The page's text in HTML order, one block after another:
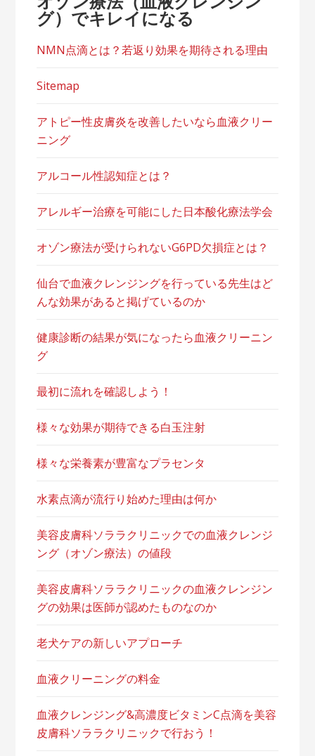
グ）でキレイになる
NMN点滴とは？若返り効果を期待される理由
Sitemap
アトピー性皮膚炎を改善したいなら血液クリー
ニング
アルコール性認知症とは？
アレルギー治療を可能にした日本酸化療法学会
オゾン療法が受けられないG6PD欠損症とは？
仙台で血液クレンジングを行っている先生はど
んな効果があると掲げているのか
健康診断の結果が気になったら血液クリーニン
グ
最初に流れを確認しよう！
様々な効果が期待できる白玉注射
様々な栄養素が豊富なプラセンタ
水素点滴が流行り始めた理由は何か
美容皮膚科ソララクリニックでの血液クレンジ
ング（オゾン療法）の値段
美容皮膚科ソララクリニックの血液クレンジン
グの効果は医師が認めたものなのか
老犬ケアの新しいアプローチ
血液クリーニングの料金
血液クレンジング&高濃度ビタミンC点滴を美容
皮膚科ソララクリニックで行おう！